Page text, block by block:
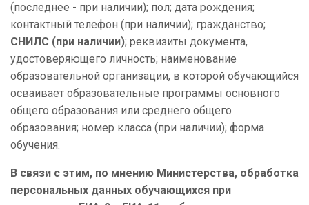
(последнее - при наличии); пол; дата рождения;
контактный телефон (при наличии); гражданство;
СНИЛС (при наличии); реквизиты документа,
удостоверяющего личность; наименование
образовательной организации, в которой обучающийся
осваивает образовательные программы основного
общего образования или среднего общего
образования; номер класса (при наличии); форма
обучения.
В связи с этим, по мнению Министерства, обработка
персональных данных обучающихся при